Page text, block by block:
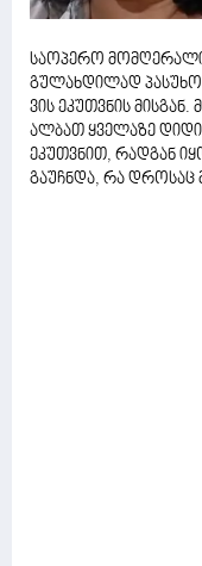
საოპერო მომღერალი
გულახდილად
ვის ეკუთვნის
ალბათ ყველაზე დიდი
ეკუთვნით, რადგან
გაუჩნდა, რა